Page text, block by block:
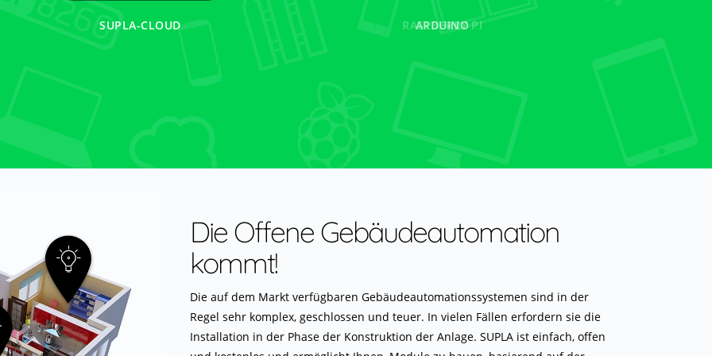
SUPLA-CLOUD
ESP8266 RASPBERRY PI ARDUINO
Die Offene Gebäudeautomation
kommt!
Die auf dem Markt verfügbaren Gebäudeautomationssystemen sind in der
Regel sehr komplex, geschlossen und teuer. In vielen Fällen erfordern sie die
Installation in der Phase der Konstruktion der Anlage. SUPLA ist einfach, offen